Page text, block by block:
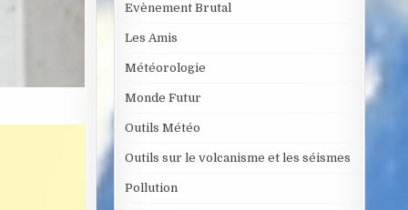
Evènement Brutal
Les Amis
Météorologie
Monde Futur
Outils Météo
Outils sur le volcanisme et les séismes
Pollution